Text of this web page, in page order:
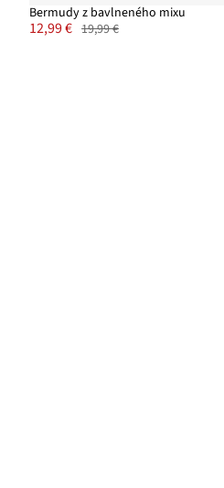
Bermudy z bavlneného mixu
12,99 € 19,99 €